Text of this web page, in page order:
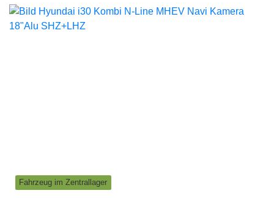
Fahrzeug im Zentrallager